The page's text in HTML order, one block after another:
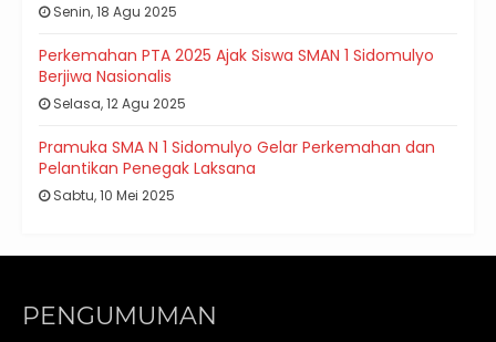
Senin, 18 Agu 2025
Perkemahan PTA 2025 Ajak Siswa SMAN 1 Sidomulyo
Berjiwa Nasionalis
Selasa, 12 Agu 2025
Pramuka SMA N 1 Sidomulyo Gelar Perkemahan dan
Pelantikan Penegak Laksana
Sabtu, 10 Mei 2025
PENGUMUMAN